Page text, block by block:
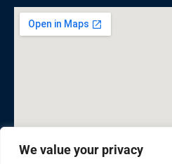
We value your privacy